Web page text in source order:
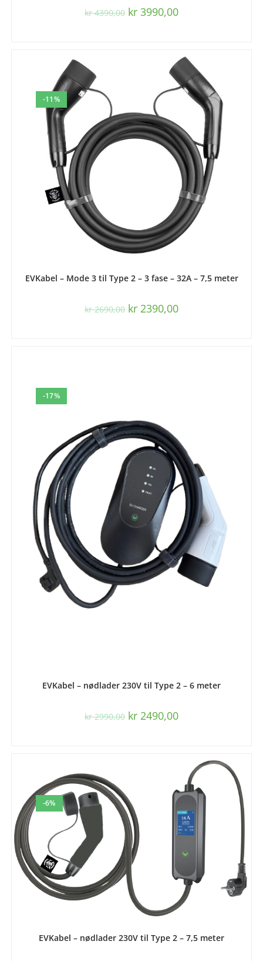
kr4390,00 kr 3990,00
-11%
EVKabel – Mode 3 til Type 2 – 3 fase – 32A – 7,5 meter
kr2690,00 kr 2390,00
-17%
EVKabel – nødlader 230V til Type 2 – 6 meter
kr2990,00 kr 2490,00
-6%
EVKabel – nødlader 230V til Type 2 – 7,5 meter